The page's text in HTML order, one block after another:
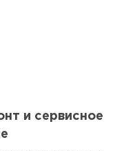
и сервисное